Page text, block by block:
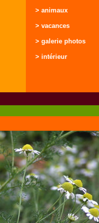
> animaux
> vacances
> galerie photos
> intérieur